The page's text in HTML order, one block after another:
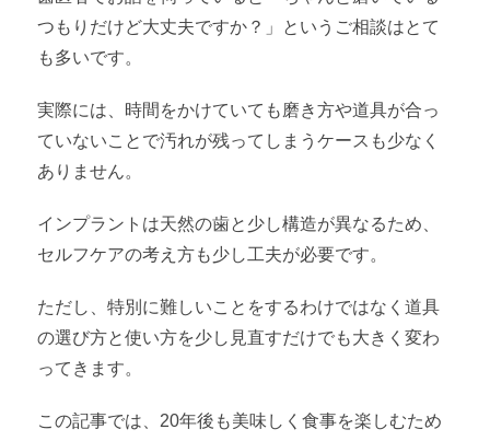
つもりだけど大丈夫ですか？」というご相談はとて
も多いです。
実際には、時間をかけていても磨き方や道具が合っ
ていないことで汚れが残ってしまうケースも少なく
ありません。
インプラントは天然の歯と少し構造が異なるため、
セルフケアの考え方も少し工夫が必要です。
ただし、特別に難しいことをするわけではなく道具
の選び方と使い方を少し見直すだけでも大きく変わ
ってきます。
この記事では、20年後も美味しく食事を楽しむため